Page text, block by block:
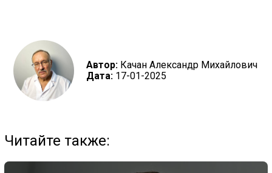
Автор: Качан Александр Михайлович
Дата: 17-01-2025
Читайте также: